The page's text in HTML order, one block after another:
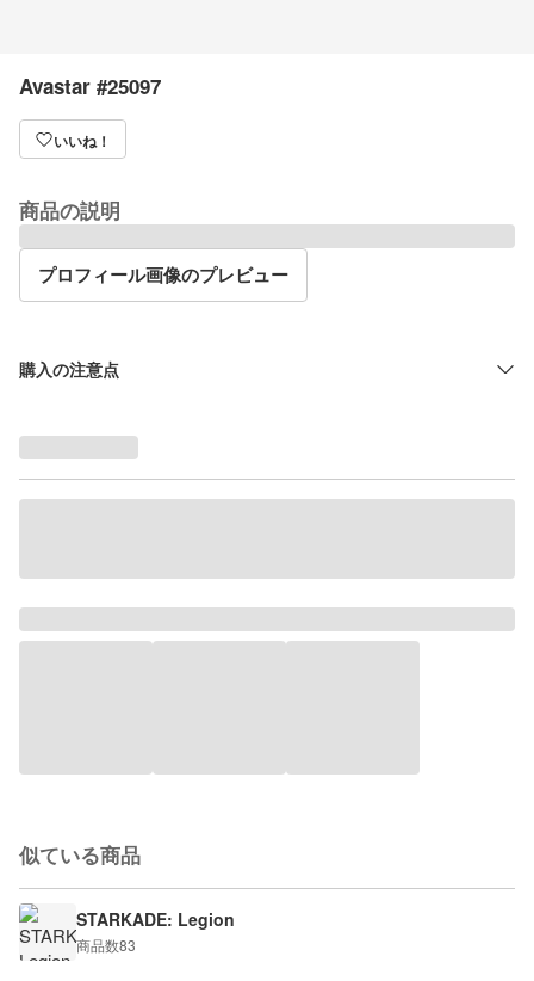
Avastar #25097
いいね！
商品の説明
プロフィール画像のプレビュー
購入の注意点
似ている商品
STARKADE: Legion
商品数83